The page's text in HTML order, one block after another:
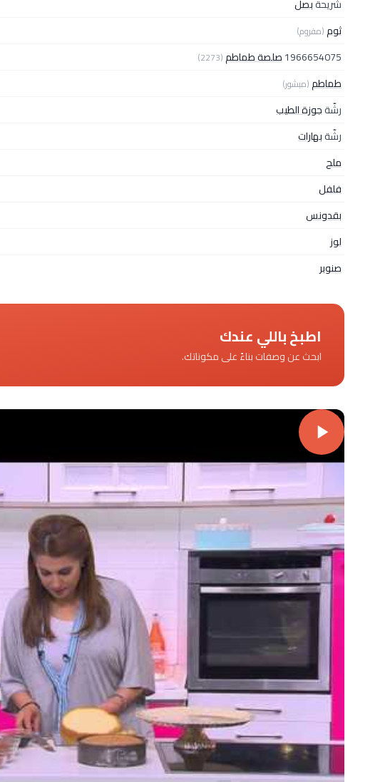
شريحةبصل
ثوم(مفروم)
1966654075صلصة طماطم(2273)
طماطم(مبشور)
رشّةجوزة الطيب
رشّةبهارات
ملح
فلفل
بقدونس
لوز
صنوبر
اطبخ باللي عندك
ابحث عن وصفات بناءً على مكوناتك.